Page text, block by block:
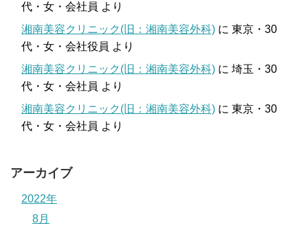
代・女・会社員 より
湘南美容クリニック(旧：湘南美容外科) に 東京・30
代・女・会社役員 より
湘南美容クリニック(旧：湘南美容外科) に 埼玉・30
代・女・会社員 より
湘南美容クリニック(旧：湘南美容外科) に 東京・30
代・女・会社員 より
アーカイブ
2022年
8月